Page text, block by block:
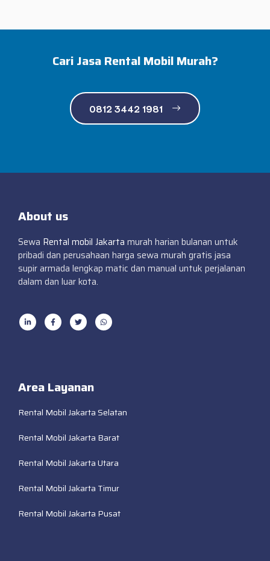
Cari Jasa Rental Mobil Murah?
0812 3442 1981
About us
Sewa Rental mobil Jakarta murah harian bulanan untuk
pribadi dan perusahaan harga sewa murah gratis jasa
supir armada lengkap matic dan manual untuk perjalanan
dalam dan luar kota.
Area Layanan
Rental Mobil Jakarta Selatan
Rental Mobil Jakarta Barat
Rental Mobil Jakarta Utara
Rental Mobil Jakarta Timur
Rental Mobil Jakarta Pusat